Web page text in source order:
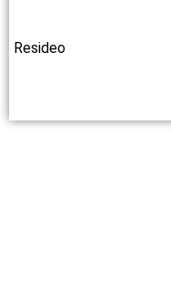
Resideo